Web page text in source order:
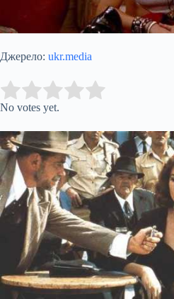
Джерело: ukr.media
Rate this item:
No votes yet.